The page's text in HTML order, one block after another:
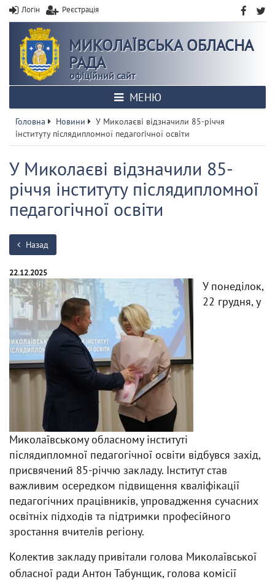
Логін Реєстрація
МИКОЛАЇВСЬКА ОБЛАСНА
РАДА
офіційний сайт
МЕНЮ
Головна Новини
У Миколаєві відзначили 85-річчя
інституту післядипломної педагогічної освіти
У Миколаєві відзначили 85-
річчя інституту післядипломної
педагогічної освіти
Назад
22.12.2025
У понеділок,
22 грудня, у
Миколаївському обласному інституті
післядипломної педагогічної освіти відбувся захід,
присвячений 85-річчю закладу. Інститут став
важливим осередком підвищення кваліфікації
педагогічних працівників, упровадження сучасних
освітніх підходів та підтримки професійного
зростання вчителів регіону.
Колектив закладу привітали голова Миколаївської
обласної ради Антон Табунщик, голова комісії